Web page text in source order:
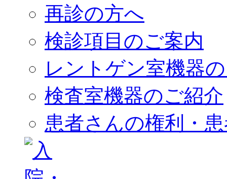
再診の方へ
検診項目のご案内
レントゲン室機器
検査室機器のご紹介
患者さんの権利・